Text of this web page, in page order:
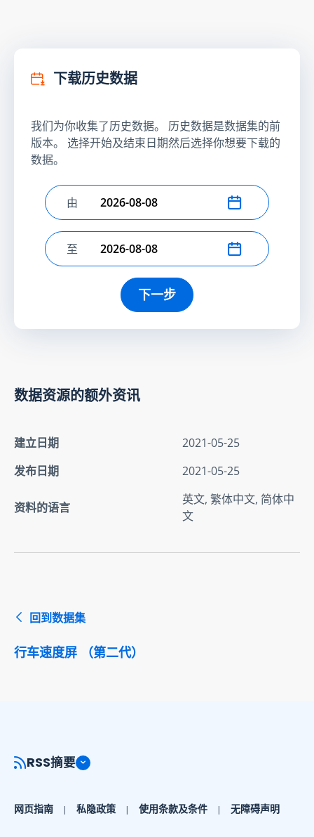
下载历史数据
我们为你收集了历史数据。 历史数据是数据集的前
版本。 选择开始及结束日期然后选择你想要下载的
数据。
选择开始日期
由
选择结束日期
至
下一步
数据资源的额外资讯
建立日期
2021-05-25
发布日期
2021-05-25
资料的语言
英文, 繁体中文, 简体中
文
回到数据集
行车速度屏 （第二代）
RSS摘要
网页指南 私隐政策 使用条款及条件 无障碍声明